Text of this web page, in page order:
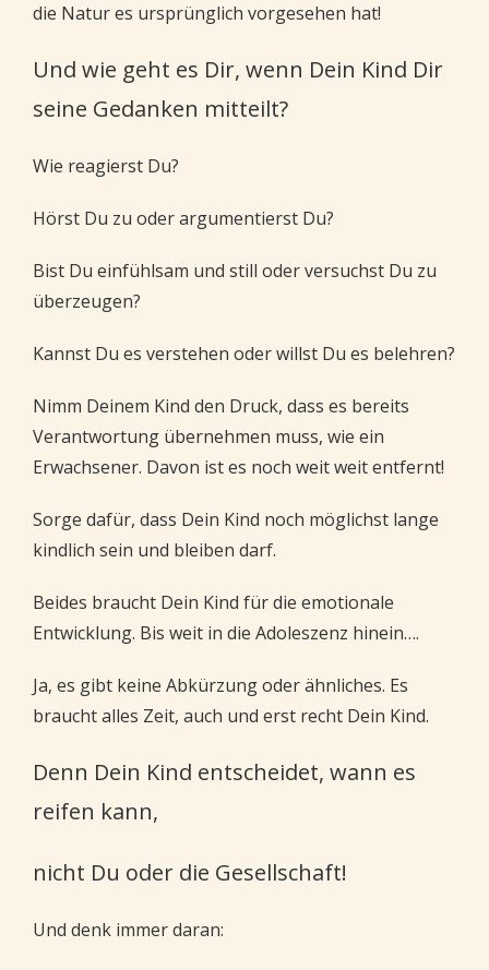
die Natur es ursprünglich vorgesehen hat!
Und wie geht es Dir, wenn Dein Kind Dir
seine Gedanken mitteilt?
Wie reagierst Du?
Hörst Du zu oder argumentierst Du?
Bist Du einfühlsam und still oder versuchst Du zu
überzeugen?
Kannst Du es verstehen oder willst Du es belehren?
Nimm Deinem Kind den Druck, dass es bereits
Verantwortung übernehmen muss, wie ein
Erwachsener. Davon ist es noch weit weit entfernt!
Sorge dafür, dass Dein Kind noch möglichst lange
kindlich sein und bleiben darf.
Beides braucht Dein Kind für die emotionale
Entwicklung. Bis weit in die Adoleszenz hinein….
Ja, es gibt keine Abkürzung oder ähnliches. Es
braucht alles Zeit, auch und erst recht Dein Kind.
Denn Dein Kind entscheidet, wann es
reifen kann,
nicht Du oder die Gesellschaft!
Und denk immer daran: